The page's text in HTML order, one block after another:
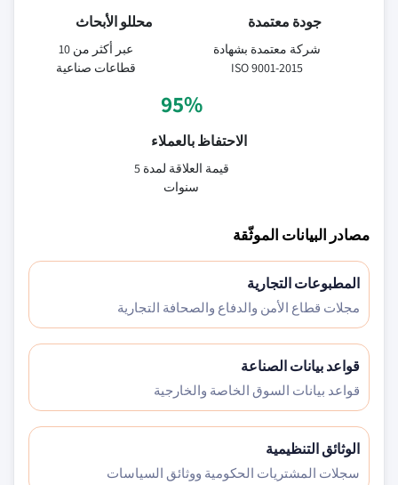
جودة معتمدة
شركة معتمدة بشهادة
ISO 9001-2015
محللو الأبحاث
عبر أكثر من 10
قطاعات صناعية
95%
الاحتفاظ بالعملاء
قيمة العلاقة لمدة 5
سنوات
مصادر البيانات الموثّقة
المطبوعات التجارية
مجلات قطاع الأمن والدفاع والصحافة التجارية
قواعد بيانات الصناعة
قواعد بيانات السوق الخاصة والخارجية
الوثائق التنظيمية
سجلات المشتريات الحكومية ووثائق السياسات